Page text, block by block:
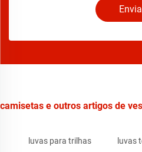
camisetas e outros artigos de
luvas para trilhas luvas